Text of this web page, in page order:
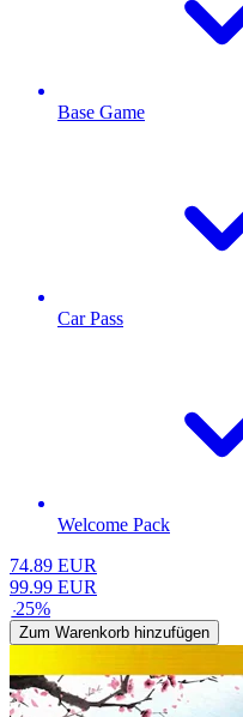
Base Game
Car Pass
Welcome Pack
74.89 EUR
99.99 EUR
-25%
Zum Warenkorb hinzufügen